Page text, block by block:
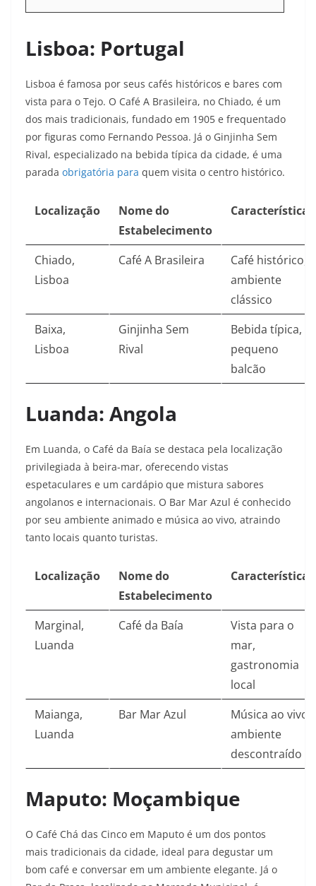
Lisboa: Portugal
Lisboa é famosa por seus cafés históricos e bares com
vista para o Tejo. O Café A Brasileira, no Chiado, é um
dos mais tradicionais, fundado em 1905 e frequentado
por figuras como Fernando Pessoa. Já o Ginjinha Sem
Rival, especializado na bebida típica da cidade, é uma
parada obrigatória para quem visita o centro histórico.
Localização
Nome do
Estabelecimento
Características
Chiado,
Lisboa
Café A Brasileira
Café histórico,
ambiente
clássico
Baixa,
Lisboa
Ginjinha Sem
Rival
Bebida típica,
pequeno
balcão
Luanda: Angola
Em Luanda, o Café da Baía se destaca pela localização
privilegiada à beira-mar, oferecendo vistas
espetaculares e um cardápio que mistura sabores
angolanos e internacionais. O Bar Mar Azul é conhecido
por seu ambiente animado e música ao vivo, atraindo
tanto locais quanto turistas.
Localização
Nome do
Estabelecimento
Características
Marginal,
Luanda
Café da Baía
Vista para o
mar,
gastronomia
local
Maianga,
Luanda
Bar Mar Azul
Música ao vivo,
ambiente
descontraído
Maputo: Moçambique
O Café Chá das Cinco em Maputo é um dos pontos
mais tradicionais da cidade, ideal para degustar um
bom café e conversar em um ambiente elegante. Já o